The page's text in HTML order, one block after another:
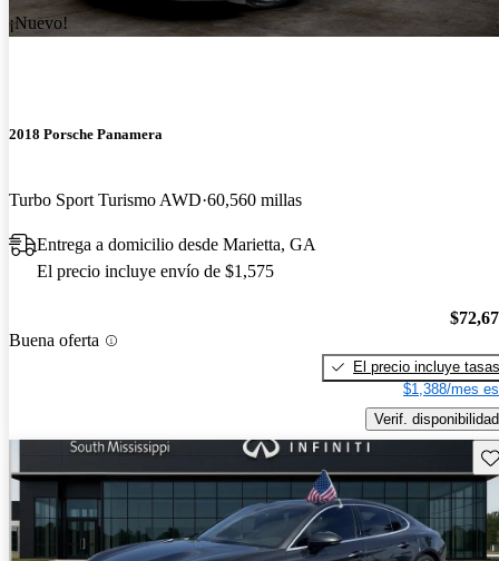
¡Nuevo!
2018 Porsche Panamera
Turbo Sport Turismo AWD 60,560 millas
Entrega a domicilio desde Marietta, GA
El precio incluye envío de $1,575
Buena oferta
El precio incluye tasas
$1,388/mes
Verif. disponibilidad